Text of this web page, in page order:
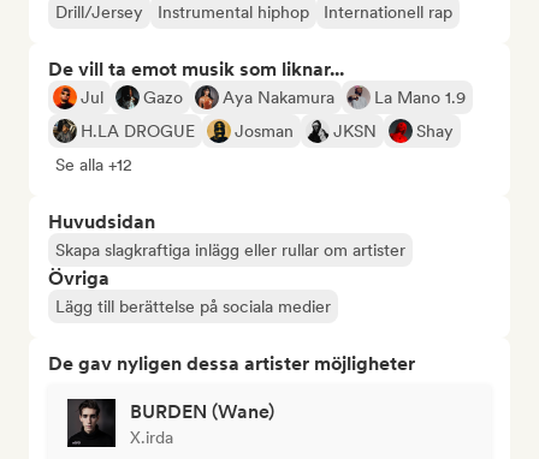
Drill/Jersey
Instrumental hiphop Internationell rap
De vill ta emot musik som liknar...
Jul Gazo Aya Nakamura
La Mano 1.9
H.LA DROGUE
Josman JKSN
Shay
Se alla +12
Huvudsidan
Skapa slagkraftiga inlägg eller rullar om artister
Övriga
Lägg till berättelse på sociala medier
De gav nyligen dessa artister möjligheter
BURDEN (Wane)
X.irda